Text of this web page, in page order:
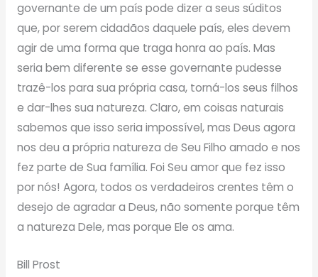
governante de um país pode dizer a seus súditos
que, por serem cidadãos daquele país, eles devem
agir de uma forma que traga honra ao país. Mas
seria bem diferente se esse governante pudesse
trazê-los para sua própria casa, torná-los seus filhos
e dar-lhes sua natureza. Claro, em coisas naturais
sabemos que isso seria impossível, mas Deus agora
nos deu a própria natureza de Seu Filho amado e nos
fez parte de Sua família. Foi Seu amor que fez isso
por nós! Agora, todos os verdadeiros crentes têm o
desejo de agradar a Deus, não somente porque têm
a natureza Dele, mas porque Ele os ama.
Bill Prost